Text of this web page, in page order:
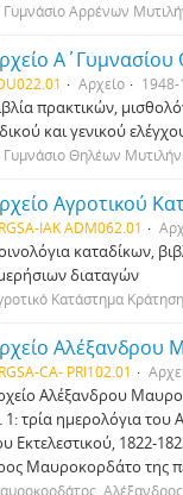
Αρρένων
Αρχείο 1948-
πρακτικών,
και γενικού
Θηλέων
Αγροτικού
IAK ADM062.01
καταδίκων,
διαταγών
Κατάστημα
Αλέξανδρου
CA- PRI102.01
Αλέξανδρου
1: τρία ημερολόγια
Εκτελεστικού, 1822-
Μαυροκορδάτο της
Αλέξανδρος